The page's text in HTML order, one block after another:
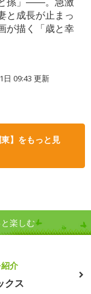
と成長が止まっ
が描く「歳と幸
日 09:43 更新
】をもっと見
楽しむ
介
クス